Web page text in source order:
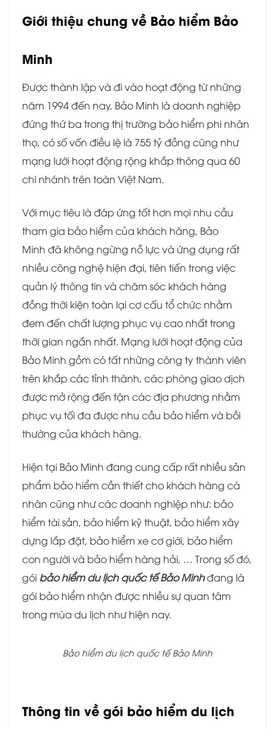
Giới thiệu chung về Bảo hiểm Bảo
Minh
Được thành lập và đi vào hoạt động từ những
năm 1994 đến nay, Bảo Minh là doanh nghiệp
đứng thứ ba trong thị trường bảo hiểm phi nhân
thọ, có số vốn điều lệ là 755 tỷ đồng cũng như
mạng lưới hoạt động rộng khắp thông qua 60
chi nhánh trên toàn Việt Nam.
Với mục tiêu là đáp ứng tốt hơn mọi nhu cầu
tham gia bảo hiểm của khách hàng, Bảo
Minh đã không ngừng nỗ lực và ứng dụng rất
nhiều công nghệ hiện đại, tiên tiến trong việc
quản lý thông tin và chăm sóc khách hàng
đồng thời kiện toàn lại cơ cấu tổ chức nhằm
đem đến chất lượng phục vụ cao nhất trong
thời gian ngắn nhất. Mạng lưới hoạt động của
Bảo Minh gồm có tất những công ty thành viên
trên khắp các tỉnh thành, các phòng giao dịch
được mở rộng đến tận các địa phương nhằm
phục vụ tối đa được nhu cầu bảo hiểm và bồi
thường của khách hàng.
Hiện tại Bảo Minh đang cung cấp rất nhiều sản
phẩm bảo hiểm cần thiết cho khách hàng cá
nhân cũng như các doanh nghiệp như: bảo
hiểm tài sản, bảo hiểm kỹ thuật, bảo hiểm xây
dựng lắp đặt, bảo hiểm xe cơ giới, bảo hiểm
con người và bảo hiểm hàng hải, … Trong số đó,
gói bảo hiểm du lịch quốc tế Bảo Minhđang là
gói bảo hiểm nhận được nhiều sự quan tâm
trong mùa du lịch như hiện nay.
Bảo hiểm du lịch quốc tế Bảo Minh
Thông tin về gói bảo hiểm du lịch